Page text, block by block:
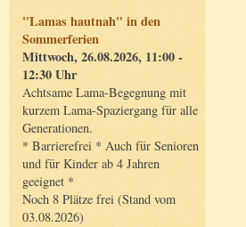
"Lamas hautnah" in den
Sommerferien
Mittwoch, 26.08.2026, 11:00 -
12:30 Uhr
Achtsame Lama-Begegnung mit
kurzem Lama-Spaziergang für alle
Generationen.
* Barrierefrei * Auch für Senioren
und für Kinder ab 4 Jahren
geeignet *
Noch 8 Plätze frei (Stand vom
03.08.2026)